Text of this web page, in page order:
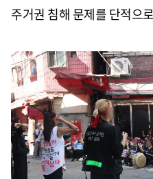
주거권 침해 문제를 단적으